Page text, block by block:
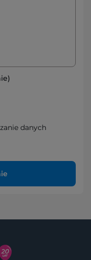
danych